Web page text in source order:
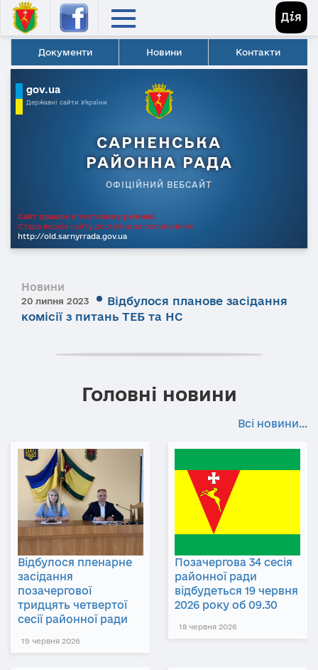
Документи Новини Контакти
gov.ua
Державні сайти України
САРНЕНСЬКА
РАЙОННА РАДА
ОФІЦІЙНИЙ ВЕБСАЙТ
Сайт працює в тестовому режимі.
Стара версія сайту доступна за посиланням
http://old.sarnyrrada.gov.ua
Новини
20 липня 2023
Відбулося планове засідання
комісії з питань ТЕБ та НС
Головні новини
Всі новини...
Відбулося пленарне
засідання
позачергової
тридцять четвертої
сесії районної ради
19 червня 2026
Позачергова 34 сесія
районної ради
відбудеться 19 червня
2026 року об 09.30
18 червня 2026